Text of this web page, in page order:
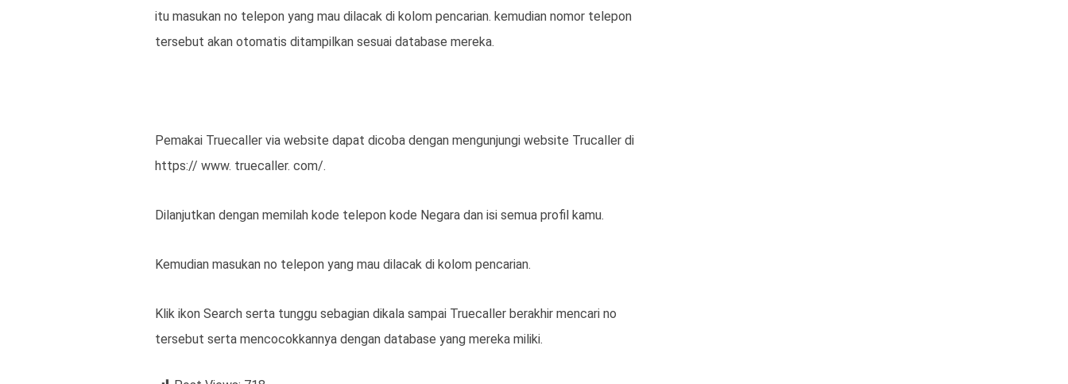
itu masukan no telepon yang mau dilacak di kolom pencarian. kemudian nomor telepon
tersebut akan otomatis ditampilkan sesuai database mereka.
Pemakai Truecaller via website dapat dicoba dengan mengunjungi website Trucaller di
https:// www. truecaller. com/.
Dilanjutkan dengan memilah kode telepon kode Negara dan isi semua profil kamu.
Kemudian masukan no telepon yang mau dilacak di kolom pencarian.
Klik ikon Search serta tunggu sebagian dikala sampai Truecaller berakhir mencari no
tersebut serta mencocokkannya dengan database yang mereka miliki.